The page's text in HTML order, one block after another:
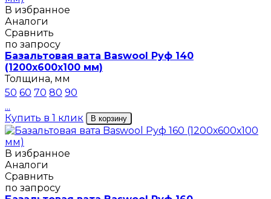
В избранное
Аналоги
Сравнить
по запросу
Базальтовая вата Baswool Руф 140
(1200х600х100 мм)
Толщина, мм
50 60 70 80 90
...
Купить в 1 клик
В корзину
В избранное
Аналоги
Сравнить
по запросу